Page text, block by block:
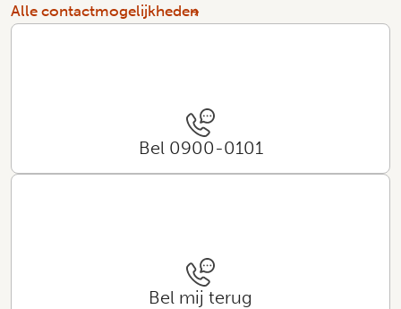
Alle contactmogelijkheden
Bel 0900-0101
Bel mij terug